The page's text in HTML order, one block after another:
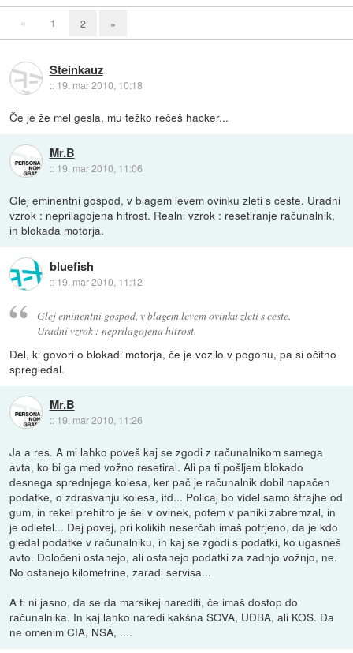
« 1 2 »
Steinkauz
:: 19. mar 2010, 10:18
Če je že mel gesla, mu težko rečeš hacker...
Mr.B
:: 19. mar 2010, 11:06
Glej eminentni gospod, v blagem levem ovinku zleti s ceste. Uradni
vzrok : neprilagojena hitrost. Realni vzrok : resetiranje računalnik,
in blokada motorja.
bluefish
:: 19. mar 2010, 11:12
Glej eminentni gospod, v blagem levem ovinku zleti s ceste.
Uradni vzrok : neprilagojena hitrost.
Del, ki govori o blokadi motorja, če je vozilo v pogonu, pa si očitno
spregledal.
Mr.B
:: 19. mar 2010, 11:26
Ja a res. A mi lahko poveš kaj se zgodi z računalnikom samega
avta, ko bi ga med vožno resetiral. Ali pa ti pošljem blokado
desnega sprednjega kolesa, ker pač je računalnik dobil napačen
podatke, o zdrasvanju kolesa, itd... Policaj bo videl samo štrajhe od
gum, in rekel prehitro je šel v ovinek, potem v paniki zabremzal, in
je odletel... Dej povej, pri kolikih neserčah imaš potrjeno, da je kdo
gledal podatke v računalniku, in kaj se zgodi s podatki, ko ugasneš
avto. Določeni ostanejo, ali ostanejo podatki za zadnjo vožnjo, ne.
No ostanejo kilometrine, zaradi servisa...
A ti ni jasno, da se da marsikej narediti, če imaš dostop do
računalnika. In kaj lahko naredi kakšna SOVA, UDBA, ali KOS. Da
ne omenim CIA, NSA, ....